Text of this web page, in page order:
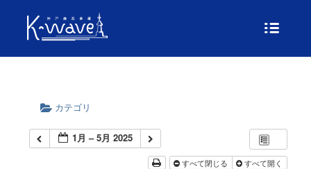
カテゴリ
1月 – 5月 2025
すべて閉じる すべて開く